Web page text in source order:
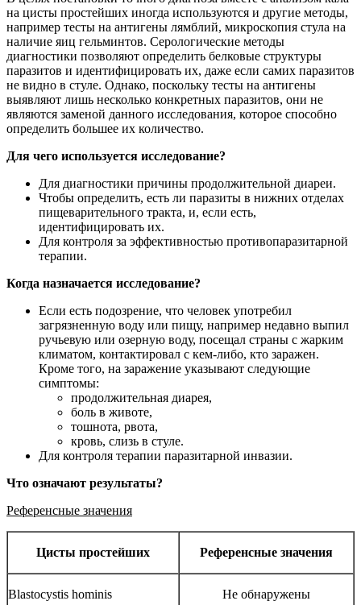
на цисты простейших иногда используются и другие методы,
например тесты на антигены лямблий, микроскопия стула на
наличие яиц гельминтов. Серологические методы
диагностики позволяют определить белковые структуры
паразитов и идентифицировать их, даже если самих паразитов
не видно в стуле. Однако, поскольку тесты на антигены
выявляют лишь несколько конкретных паразитов, они не
являются заменой данного исследования, которое способно
определить большее их количество.
Для чего используется исследование?
Для диагностики причины продолжительной диареи.
Чтобы определить, есть ли паразиты в нижних отделах
пищеварительного тракта, и, если есть,
идентифицировать их.
Для контроля за эффективностью противопаразитарной
терапии.
Когда назначается исследование?
Если есть подозрение, что человек употребил
загрязненную воду или пищу, например недавно выпил
ручьевую или озерную воду, посещал страны с жарким
климатом, контактировал с кем-либо, кто заражен.
Кроме того, на заражение указывают следующие
симптомы:
продолжительная диарея,
боль в животе,
тошнота, рвота,
кровь, слизь в стуле.
Для контроля терапии паразитарной инвазии.
Что означают результаты?
Референсные значения
Цисты простейших Референсные значения
Blastocystis hominis Не обнаружены